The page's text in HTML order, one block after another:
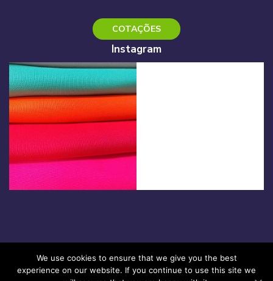
COTAÇÕES
Instagram
Termos de Uso |Política de Privacidade
We use cookies to ensure that we give you the best
experience on our website. If you continue to use this site we